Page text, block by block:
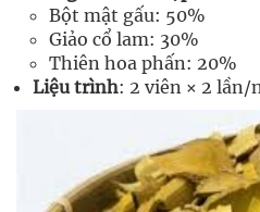
Bột mật gấu: 50%
Giảo cổ lam: 30%
Thiên hoa phấn: 20%
Liệu trình: 2 viên × 2 lần/